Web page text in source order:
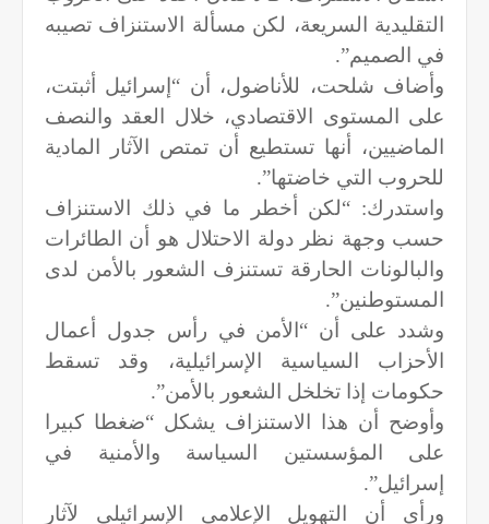
التقليدية السريعة، لكن مسألة الاستنزاف تصيبه
في الصميم”.
وأضاف شلحت، للأناضول، أن “إسرائيل أثبتت،
على المستوى الاقتصادي، خلال العقد والنصف
الماضيين، أنها تستطيع أن تمتص الآثار المادية
للحروب التي خاضتها”.
واستدرك: “لكن أخطر ما في ذلك الاستنزاف
حسب وجهة نظر دولة الاحتلال هو أن الطائرات
والبالونات الحارقة تستنزف الشعور بالأمن لدى
المستوطنين”.
وشدد على أن “الأمن في رأس جدول أعمال
الأحزاب السياسية الإسرائيلية، وقد تسقط
حكومات إذا تخلخل الشعور بالأمن”.
وأوضح أن هذا الاستنزاف يشكل “ضغطا كبيرا
على المؤسستين السياسة والأمنية في
إسرائيل”.
ورأى أن التهويل الإعلامي الإسرائيلي لآثار